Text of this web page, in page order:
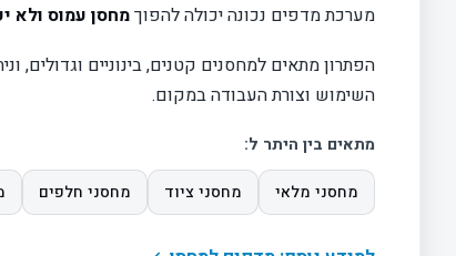
מערכת מדפים נכונה יכולה להפוךמחסן עמוס ולא
הפתרון מתאים למחסנים קטנים, בינוניים וגדולים,
השימוש וצורת העבודה במקום.
מתאים בין היתר ל:
מחסני מלאי מחסני ציוד מחסני חלפים